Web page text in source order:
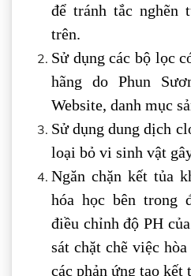
để tránh tắc nghẽn
trên.
Sử dụng các bộ lọc
hãng do Phun
Website, danh mục
Sử dụng dung dịch
loại bỏ vi sinh vật
Ngăn chặn kết tủa
hóa học bên trong
điều chỉnh độ PH
sát chặt chẽ việc
các phản ứng tạo kết